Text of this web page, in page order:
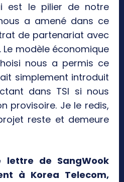
est le pilier de notre
a amené dans ce
de partenariat avec
Le modèle économique
nous a permis ce
simplement introduit
dans TSI si nous
provisoire. Je le redis,
reste et demeure
lettre de SangWook
à Korea Telecom,